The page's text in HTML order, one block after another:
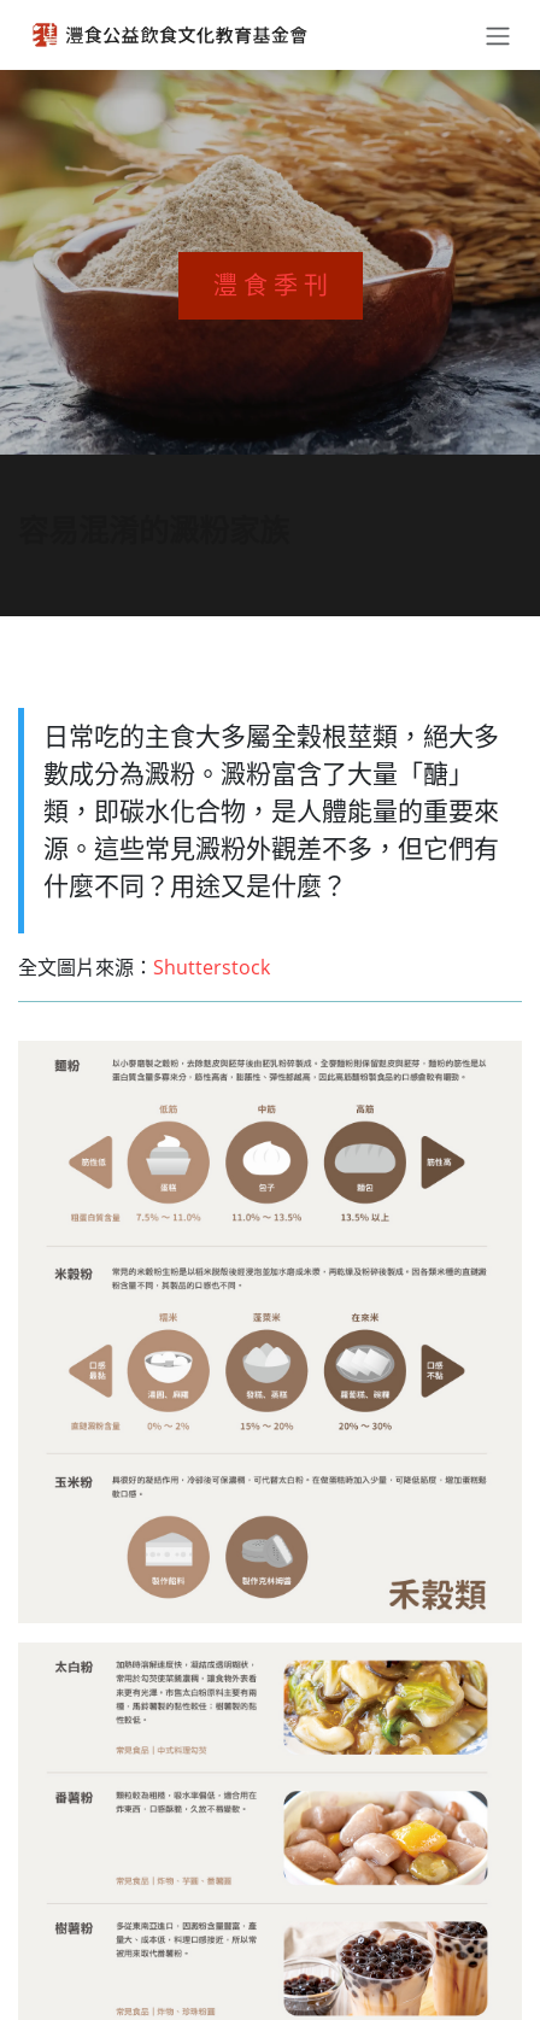
灃 食 季 刊
日常吃的主食大多屬全穀根莖類，絕大多
數成分為澱粉。澱粉富含了大量「醣」
類，即碳水化合物，是人體能量的重要來
源。這些常見澱粉外觀差不多，但它們有
什麼不同？用途又是什麼？
全文圖片來源： Shutterstock